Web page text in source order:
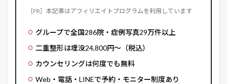
［PR］本記事はアフィリエイトプログラムを利用しています
グループで全国286院・症例写真29万件以上
二重整形は埋没24,800円〜（税込）
カウンセリングは何度でも無料
Web・電話・LINEで予約・モニター制度あり